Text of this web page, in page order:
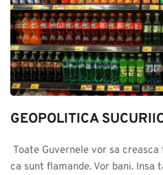
GEOPOLITICA
ca sunt flamande. Vor bani. Insa